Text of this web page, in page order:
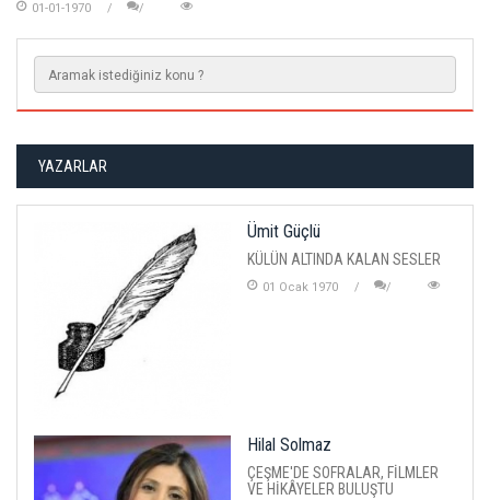
01-01-1970
YAZARLAR
Ümit Güçlü
KÜLÜN ALTINDA KALAN SESLER
01 Ocak 1970
Hilal Solmaz
ÇEŞME'DE SOFRALAR, FİLMLER
VE HİKÂYELER BULUŞTU